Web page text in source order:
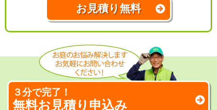
お見積り無料
３分で完了！
無料お見積り申込み